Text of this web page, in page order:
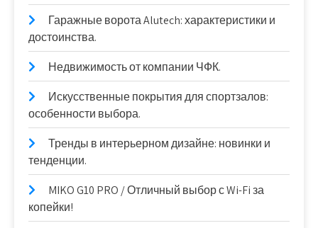
Гаражные ворота Alutech: характеристики и
достоинства.
Недвижимость от компании ЧФК.
Искусственные покрытия для спортзалов:
особенности выбора.
Тренды в интерьерном дизайне: новинки и
тенденции.
MIKO G10 PRO / Отличный выбор с Wi-Fi за
копейки!